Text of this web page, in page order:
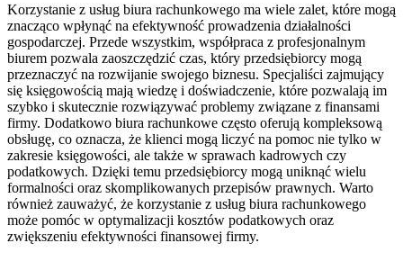
Korzystanie z usług biura rachunkowego ma wiele zalet, które mogą
znacząco wpłynąć na efektywność prowadzenia działalności
gospodarczej. Przede wszystkim, współpraca z profesjonalnym
biurem pozwala zaoszczędzić czas, który przedsiębiorcy mogą
przeznaczyć na rozwijanie swojego biznesu. Specjaliści zajmujący
się księgowością mają wiedzę i doświadczenie, które pozwalają im
szybko i skutecznie rozwiązywać problemy związane z finansami
firmy. Dodatkowo biura rachunkowe często oferują kompleksową
obsługę, co oznacza, że klienci mogą liczyć na pomoc nie tylko w
zakresie księgowości, ale także w sprawach kadrowych czy
podatkowych. Dzięki temu przedsiębiorcy mogą uniknąć wielu
formalności oraz skomplikowanych przepisów prawnych. Warto
również zauważyć, że korzystanie z usług biura rachunkowego
może pomóc w optymalizacji kosztów podatkowych oraz
zwiększeniu efektywności finansowej firmy.